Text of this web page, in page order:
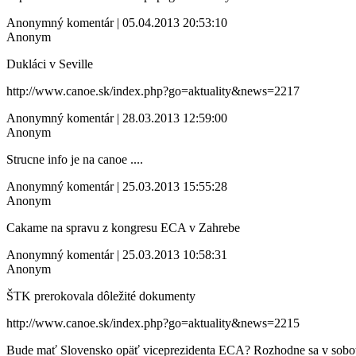
Anonymný komentár | 05.04.2013 20:53:10
Anonym
Dukláci v Seville
http://www.canoe.sk/index.php?go=aktuality&news=2217
Anonymný komentár | 28.03.2013 12:59:00
Anonym
Strucne info je na canoe ....
Anonymný komentár | 25.03.2013 15:55:28
Anonym
Cakame na spravu z kongresu ECA v Zahrebe
Anonymný komentár | 25.03.2013 10:58:31
Anonym
ŠTK prerokovala dôležité dokumenty
http://www.canoe.sk/index.php?go=aktuality&news=2215
Bude mať Slovensko opäť viceprezidenta ECA? Rozhodne sa v